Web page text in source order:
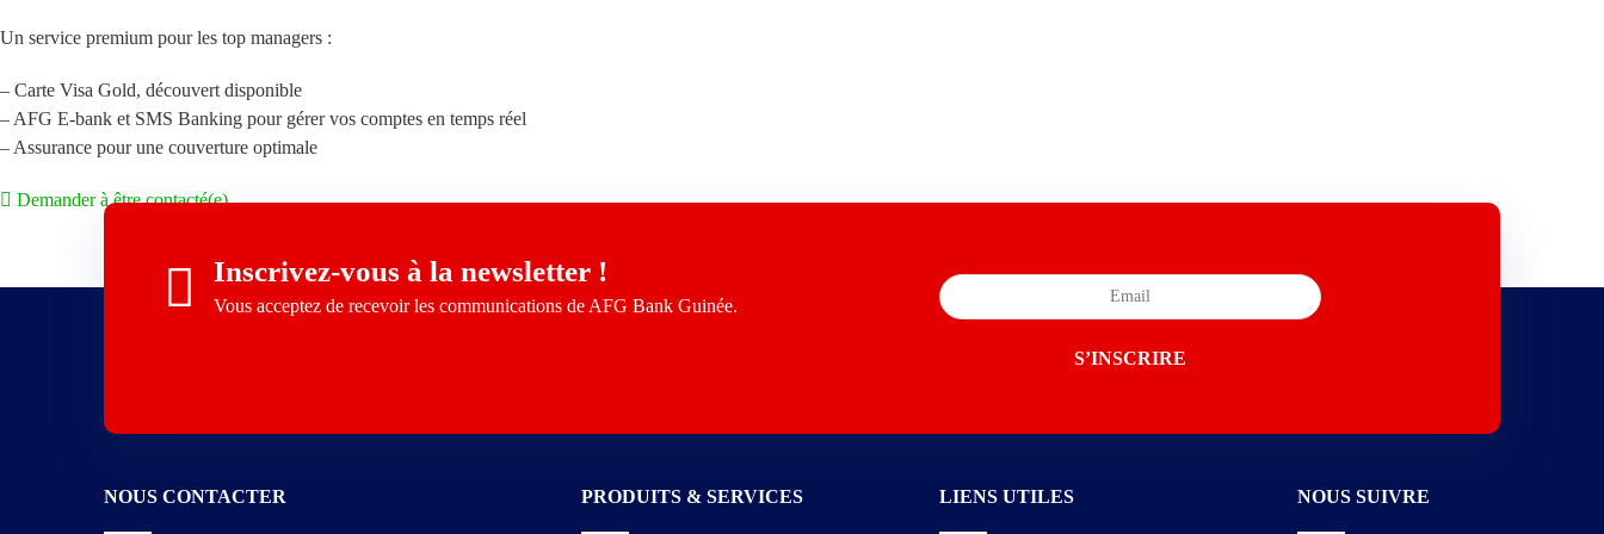
Un service premium pour les top managers :
– Carte Visa Gold, découvert disponible
– AFG E-bank et SMS Banking pour gérer vos comptes en temps réel
– Assurance pour une couverture optimale
Demander à être contacté(e)
Inscrivez-vous à la newsletter !
Vous acceptez de recevoir les communications de AFG Bank Guinée.
NOUS CONTACTER PRODUITS & SERVICES LIENS UTILES NOUS SUIVRE